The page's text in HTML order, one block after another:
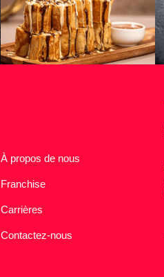
À propos de nous
Franchise
Carrières
Contactez-nous